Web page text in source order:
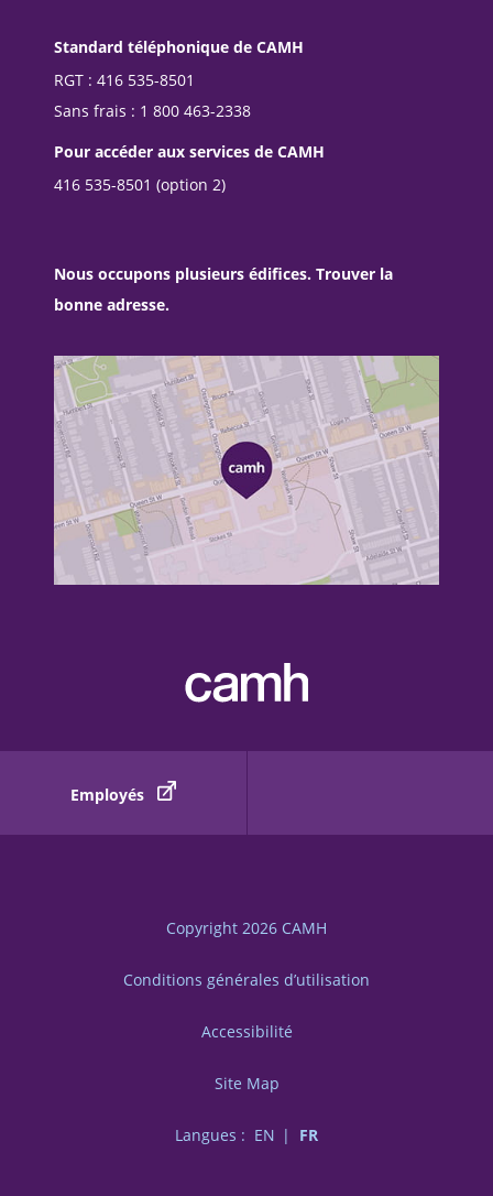
Standard téléphonique de CAMH
RGT : 416 535-8501
Sans frais : 1 800 463-2338
Pour accéder aux services de CAMH
416 535-8501 (option 2)
Nous occupons plusieurs édifices. Trouver la
bonne adresse.
Employés
Copyright 2026 CAMH
Conditions générales d’utilisation
Accessibilité
Site Map
Langues : EN FR